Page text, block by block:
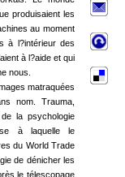
produisaient les
au moment
à l?intérieur des
à l?aide et qui
nous.
matraquées
nom. Trauma,
la psychologie
à laquelle le
du World Trade
de dénicher les
le télescopage